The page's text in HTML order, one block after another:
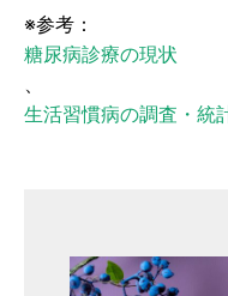
※参考：
糖尿病診療の現状
、
生活習慣病の調査・統